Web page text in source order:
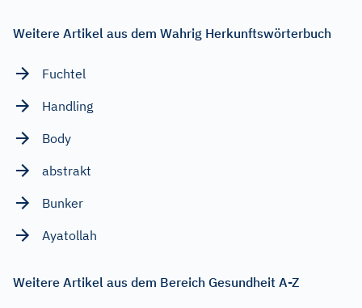
Weitere Artikel aus dem Wahrig Herkunftswörterbuch
Fuchtel
Handling
Body
abstrakt
Bunker
Ayatollah
Weitere Artikel aus dem Bereich Gesundheit A-Z